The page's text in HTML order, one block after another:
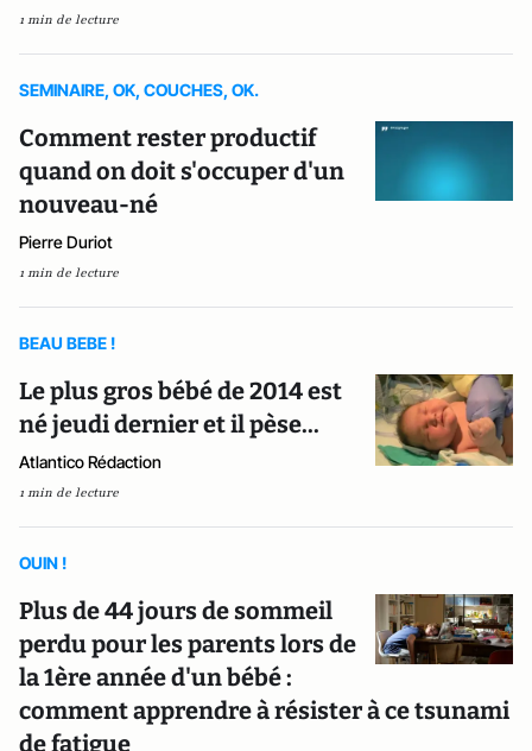
1 min de lecture
SEMINAIRE, OK, COUCHES, OK.
Comment rester productif
quand on doit s'occuper d'un
nouveau-né
Pierre Duriot
1 min de lecture
BEAU BEBE !
Le plus gros bébé de 2014 est
né jeudi dernier et il pèse...
Atlantico Rédaction
1 min de lecture
OUIN !
Plus de 44 jours de sommeil
perdu pour les parents lors de
la 1ère année d'un bébé :
comment apprendre à résister à ce tsunami
de fatigue